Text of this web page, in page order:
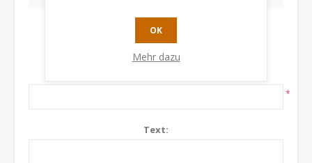
Nur registrierte Benutzer können Produkte
bewerten
*
Text:
OK
Mehr dazu